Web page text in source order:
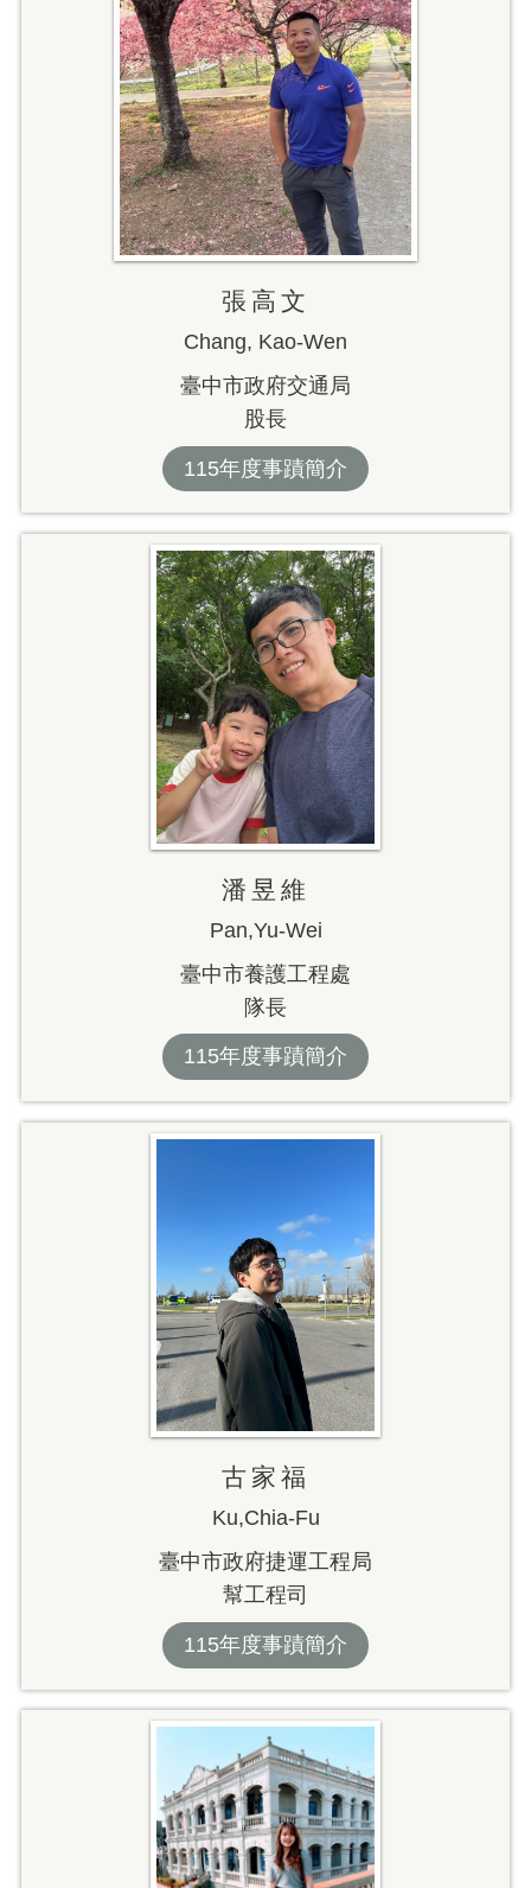
張高文
Chang, Kao-Wen
臺中市政府交通局
股長
115年度事蹟簡介
潘昱維
Pan,Yu-Wei
臺中市養護工程處
隊長
115年度事蹟簡介
古家福
Ku,Chia-Fu
臺中市政府捷運工程局
幫工程司
115年度事蹟簡介